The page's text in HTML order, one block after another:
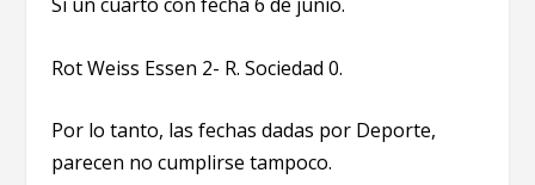
Rot Weiss Essen 2- R. Sociedad 0.
Por lo tanto, las fechas dadas por Deporte,
parecen no cumplirse tampoco.